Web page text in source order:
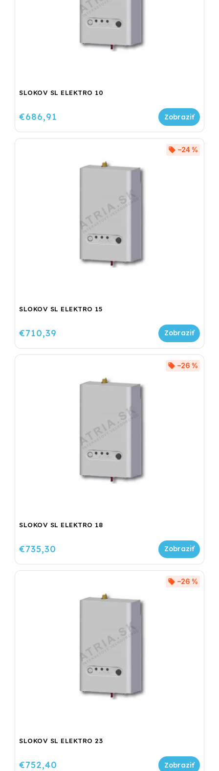
SLOKOV SL ELEKTRO 10
€686,91
SLOKOV SL ELEKTRO 15
–24 %
€710,39
SLOKOV SL ELEKTRO 18
–26 %
€735,30
SLOKOV SL ELEKTRO 23
–26 %
€752,40